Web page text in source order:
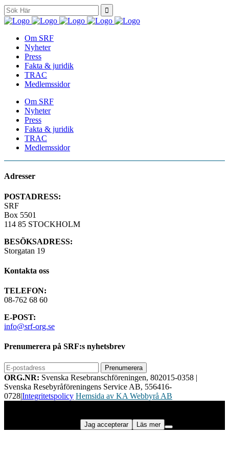
Search
for:
Om SRF
Nyheter
Press
Fakta & juridik
TRAC
Medlemssidor
Om SRF
Nyheter
Press
Fakta & juridik
TRAC
Medlemssidor
Adresser
POSTADRESS:
SRF
Box 5501
114 85 STOCKHOLM
BESÖKSADRESS:
Storgatan 19
Kontakta oss
TELEFON:
08-762 68 60
E-POST:
info@srf-org.se
Prenumerera på SRF:s nyhetsbrev
ORG.NR: Svenska Resebranschföreningen, 802015-0358 |
Svenska Resebyråföreningens Service AB, 556416-
0728|Integritetspolicy Hemsida av KA Webbyrå AB
Jag accepterar Läs mer